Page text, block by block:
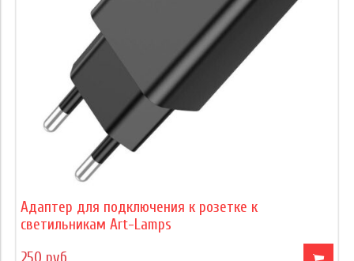
Адаптер для подключения к розетке к
светильникам Art-Lamps